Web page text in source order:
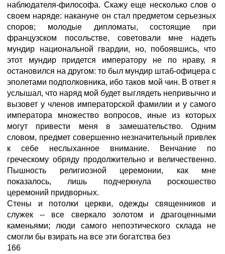
наблюдателя-философа. Скажу еще несколько слов о
своем наряде: накануне он стал предметом серьезных
споров; молодые дипломаты, состоящие при
французском посольстве, советовали мне надеть
мундир национальной гвардии, но, побоявшись, что
этот мундир придется императору не по нраву, я
остановился на другом: то был мундир штаб-офицера с
эполетами подполковника, ибо таков мой чин. В ответ я
услышал, что наряд мой будет выглядеть непривычно и
вызовет у членов императорской фамилии и у самого
императора множество вопросов, иные из которых
могут привести меня в замешательство. Одним
словом, предмет совершенно незначительный привлек
к себе неслыханное внимание. Венчание по
греческому обряду продолжительно и величественно.
Пышность религиозной церемонии, как мне
показалось, лишь подчеркнула роскошество
церемоний придворных.
Стены и потолки церкви, одежды священников и
служек -- все сверкало золотом и драгоценными
каменьями; люди самого непоэтического склада не
смогли бы взирать на все эти богатства без
166